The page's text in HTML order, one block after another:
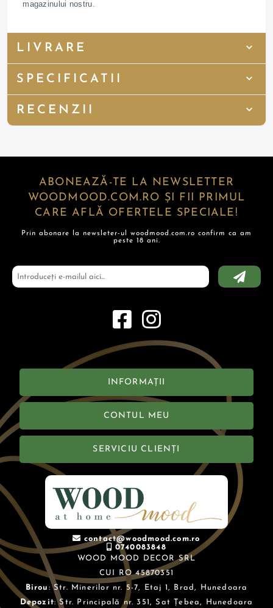
magazinului nostru.
LIVRARE
SPECIFICATII
RECENZII
ABONEAZĂ-TE LA NEWSLETTER
WOODMOOD.COM.RO ȘI FII PRIMUL
CARE AFLĂ OFERTELE SPECIALE!
Prin abonare la newsleter-ul woodmood.com.ro confirm ca am
peste 18 ani.
INFORMAȚII
CONTUL MEU
SERVICIU CLIENȚI
contact@woodmood.com.ro
0740083848
WOOD MOOD DECOR SRL
CUI RO 45870351
Birou : Str. Minerilor nr. 5-7, Etaj 1, Brad, Hunedoara
Depozit: Str. Principală nr. 351, Sat Țebea, Hunedoara